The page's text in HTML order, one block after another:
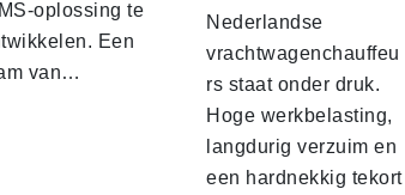
oplossing te
Een
van…
Nederlandse
vrachtwagenchauffeu
rs staat onder druk.
Hoge werkbelasting,
langdurig verzuim en
een hardnekkig tekort